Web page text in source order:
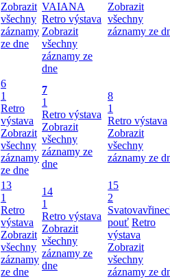
Zobrazit
všechny
záznamy
ze dne
VAIANA
Retro výstava
Zobrazit
všechny
záznamy ze
dne
Zobrazit
všechny
záznamy ze
6
1
Retro
výstava
Zobrazit
všechny
záznamy
ze dne
7
1
Retro výstava
Zobrazit
všechny
záznamy ze
dne
8
1
Retro výstava
Zobrazit
všechny
záznamy ze
13
1
Retro
výstava
Zobrazit
všechny
záznamy
ze dne
14
1
Retro výstava
Zobrazit
všechny
záznamy ze
dne
15
2
pouť Retro
výstava
Zobrazit
všechny
záznamy ze